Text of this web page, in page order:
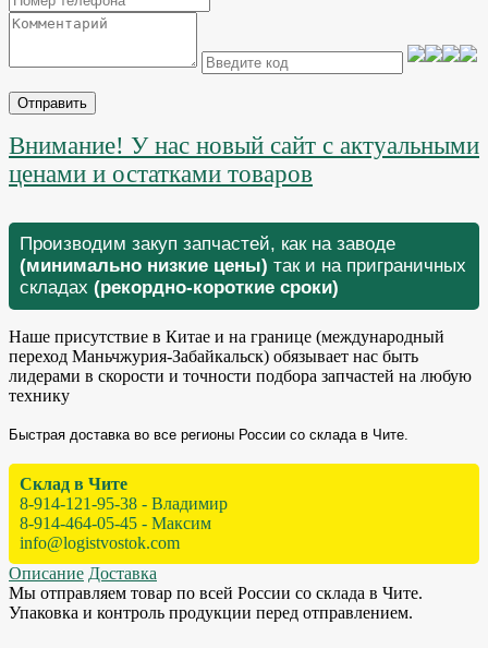
Отправить
Внимание! У нас новый сайт с актуальными
ценами и остатками товаров
Производим закуп запчастей, как на заводе
(минимально низкие цены) так и на приграничных
складах (рекордно-короткие сроки)
Наше присутствие в Китае и на границе (международный
переход Маньчжурия-Забайкальск) обязывает нас быть
лидерами в скорости и точности подбора запчастей на любую
технику
Быстрая доставка во все регионы России со склада в Чите.
Склад в Чите
8-914-121-95-38 - Владимир
8-914-464-05-45 - Максим
info@logistvostok.com
Описание Доставка
Мы отправляем товар по всей России со склада в Чите.
Упаковка и контроль продукции перед отправлением.